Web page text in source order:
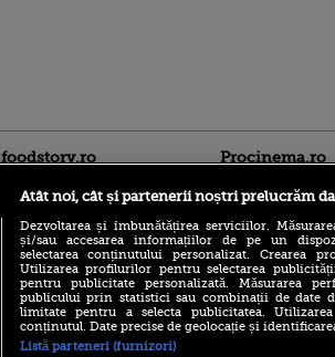
foodstory.ro
(P) Descoperă Lumea
Evenimentelor din România
cu Transilvania Events!
Procinema.ro
Emoții intense
Atât noi, cât și partenerii noștri prelucrăm
Dezvoltarea și îmbunătățirea serviciilor.
și/sau accesarea informațiilor de pe un
selectarea conținutului personalizat. Crearea
Utilizarea profilurilor pentru selectarea
pentru publicitate personalizată. Măsurarea
publicului prin statistici sau combinații de date
limitate pentru a selecta publicitatea.
conținutul. Date precise de geolocație și
Listă parteneri (furnizori)